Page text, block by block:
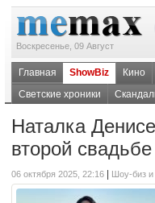
Воскресенье, 09 Август
Главная ShowBiz Кино
Светские хроники
Наталка
второй
06 октября 2025, 22:16 Шоу-биз и